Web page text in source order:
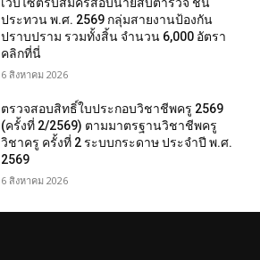
ประทวน พ.ศ. 2569 กลุ่มสายงานป้องกัน
ปราบปราม รวมทั้งสิ้น จำนวน 6,000 อัตรา
คลิกที่นี่
6 สิงหาคม 2026
ตรวจสอบสิทธิ์ใบประกอบวิชาชีพครู 2569
(ครั้งที่ 2/2569) ตามมาตรฐานวิชาชีพครู
วิชาครู ครั้งที่ 2 ระบบกระดาษ ประจำปี พ.ศ.
2569
6 สิงหาคม 2026